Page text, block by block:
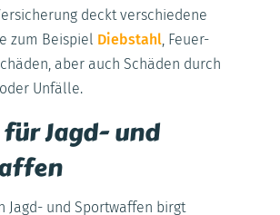
deckt verschiedene
zum Beispiel Diebstahl, Feuer-
aber auch Schäden durch
Unfälle.
Jagd- und
Jagd- und Sportwaffen birgt